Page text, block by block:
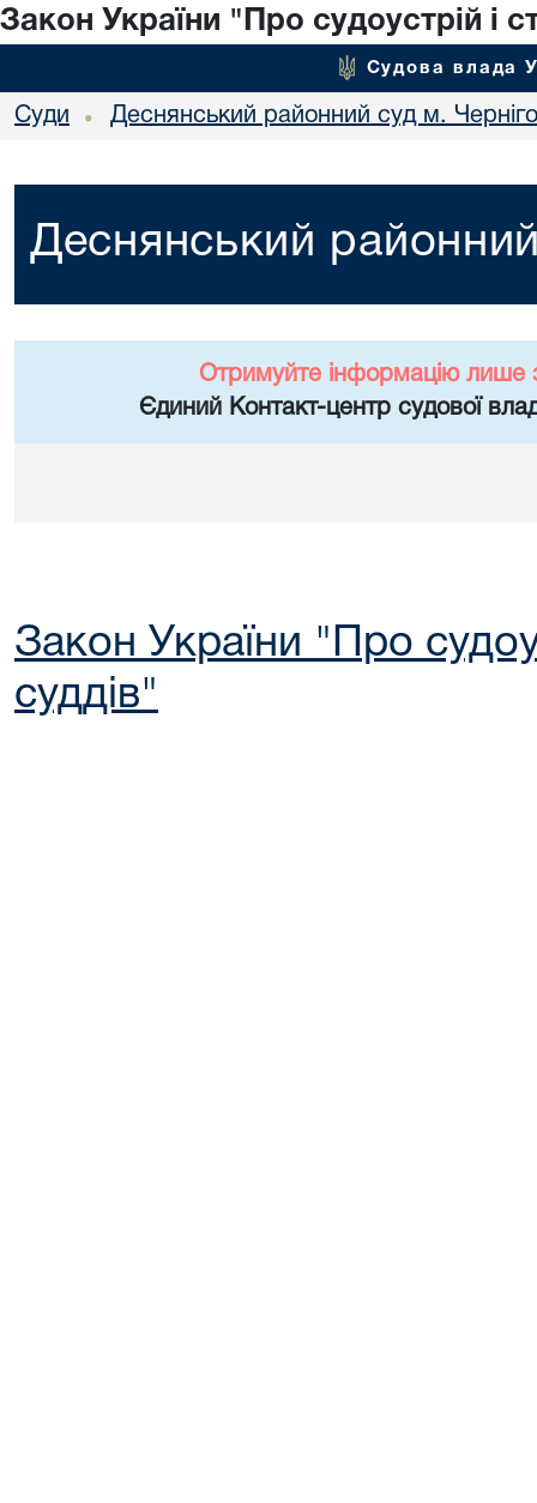
Закон України "Про судоустрій і
Судова влада
Суди • Деснянський районний суд м.
Деснянський
Отримуйте інформацію лише
Єдиний Контакт-центр судової
Закон України "Про
суддів"